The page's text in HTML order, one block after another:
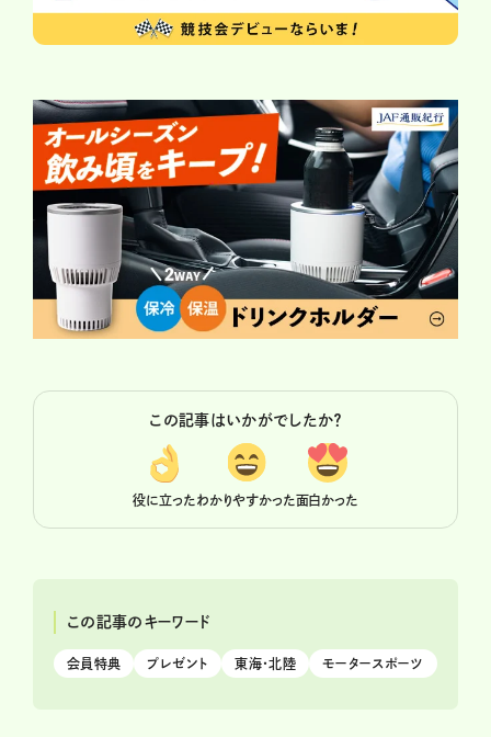
この記事はいかがでしたか？
役に立ったわかりやすかった面白かった
この記事のキーワード
会員特典 プレゼント 東海・北陸 モータースポーツ